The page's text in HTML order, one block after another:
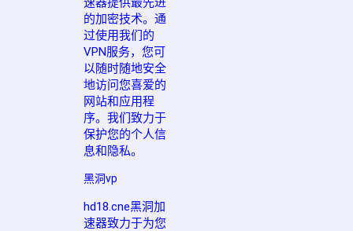
的加密技术。通
过使用我们的
VPN服务，您可
以随时随地安全
地访问您喜爱的
网站和应用程
序。我们致力于
保护您的个人信
息和隐私。
黑洞vp
hd18.cne黑洞加
速器致力于为您